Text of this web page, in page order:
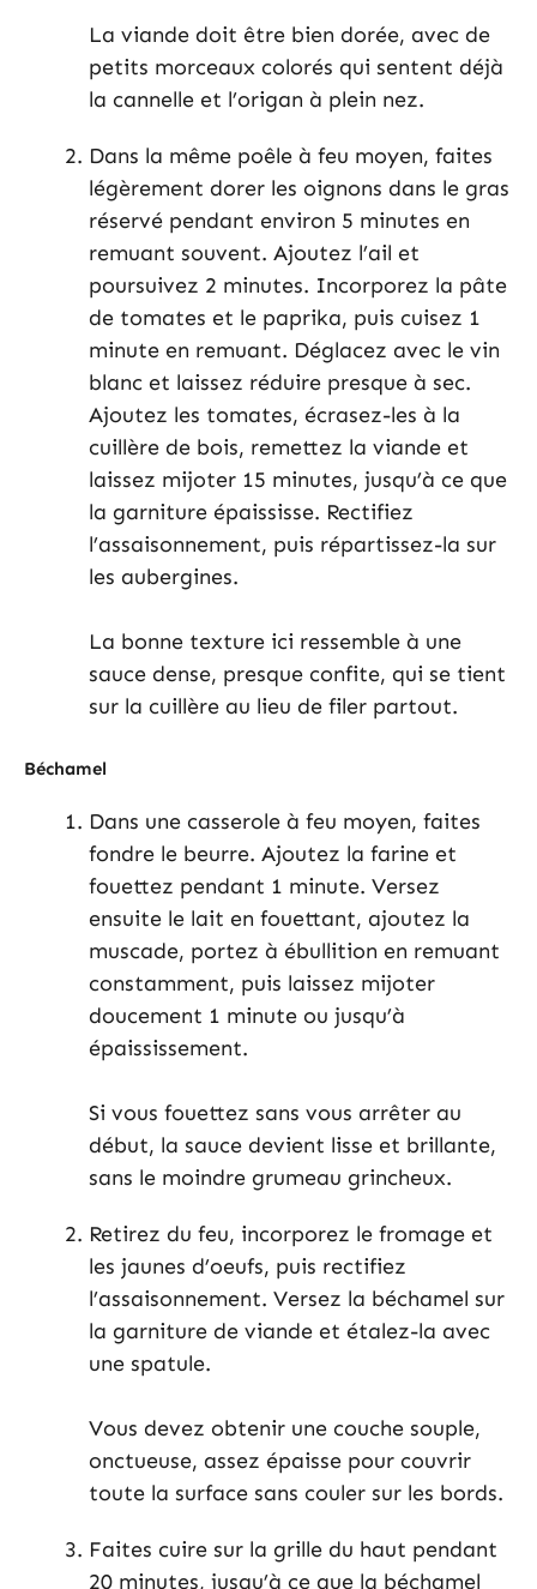
La viande doit être bien dorée, avec de
petits morceaux colorés qui sentent déjà
la cannelle et l’origan à plein nez.
Dans la même poêle à feu moyen, faites
légèrement dorer les oignons dans le gras
réservé pendant environ 5 minutes en
remuant souvent. Ajoutez l’ail et
poursuivez 2 minutes. Incorporez la pâte
de tomates et le paprika, puis cuisez 1
minute en remuant. Déglacez avec le vin
blanc et laissez réduire presque à sec.
Ajoutez les tomates, écrasez-les à la
cuillère de bois, remettez la viande et
laissez mijoter 15 minutes, jusqu’à ce que
la garniture épaississe. Rectifiez
l’assaisonnement, puis répartissez-la sur
les aubergines.
La bonne texture ici ressemble à une
sauce dense, presque confite, qui se tient
sur la cuillère au lieu de filer partout.
Béchamel
Dans une casserole à feu moyen, faites
fondre le beurre. Ajoutez la farine et
fouettez pendant 1 minute. Versez
ensuite le lait en fouettant, ajoutez la
muscade, portez à ébullition en remuant
constamment, puis laissez mijoter
doucement 1 minute ou jusqu’à
épaississement.
Si vous fouettez sans vous arrêter au
début, la sauce devient lisse et brillante,
sans le moindre grumeau grincheux.
Retirez du feu, incorporez le fromage et
les jaunes d’oeufs, puis rectifiez
l’assaisonnement. Versez la béchamel sur
la garniture de viande et étalez-la avec
une spatule.
Vous devez obtenir une couche souple,
onctueuse, assez épaisse pour couvrir
toute la surface sans couler sur les bords.
Faites cuire sur la grille du haut pendant
20 minutes, jusqu’à ce que la béchamel